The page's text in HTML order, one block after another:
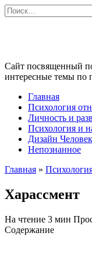
Перейти
к
Search
for:
Сайт посвященный
интересные темы по
Главная
Психология
Личность и
Психология и
Дизайн
Непознанное
Главная »
Харассмент
На чтение 3 мин
Содержание